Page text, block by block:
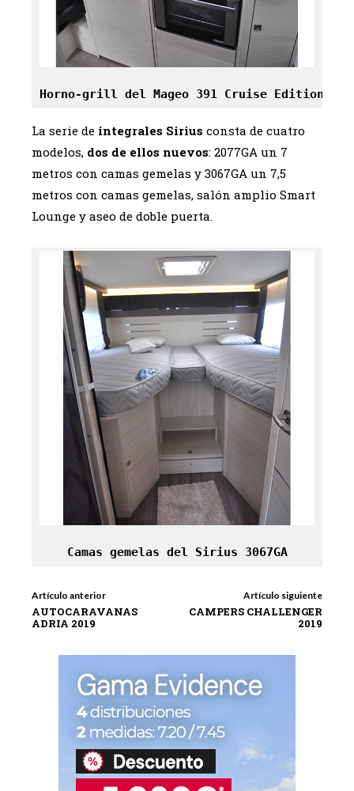
Horno-grill del Mageo 391 Cruise Edition
La serie de integrales Sirius consta de cuatro
modelos, dos de ellos nuevos: 2077GA un 7
metros con camas gemelas y 3067GA un 7,5
metros con camas gemelas, salón amplio Smart
Lounge y aseo de doble puerta.
Camas gemelas del Sirius 3067GA
Artículo anterior
AUTOCARAVANAS
ADRIA 2019
Artículo siguiente
CAMPERS CHALLENGER
2019